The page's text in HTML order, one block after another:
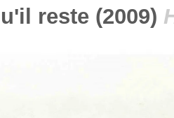
reste (2009)